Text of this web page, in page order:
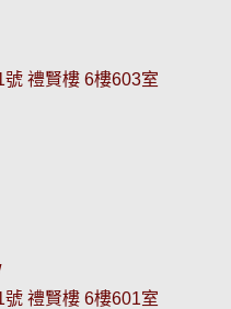
禮賢樓 6樓603室
禮賢樓 6樓601室